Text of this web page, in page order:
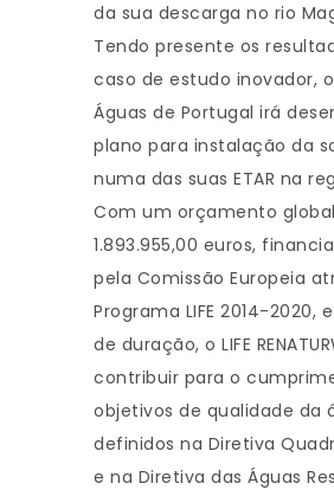
da sua descarga no rio
Tendo presente os
caso de estudo inovador,
Águas de Portugal irá
plano para instalação da
numa das suas ETAR na
Com um orçamento
1.893.955,00 euros,
pela Comissão Europeia
Programa LIFE 2014-2020,
de duração, o LIFE
contribuir para o
objetivos de qualidade da
definidos na Diretiva
e na Diretiva das Águas